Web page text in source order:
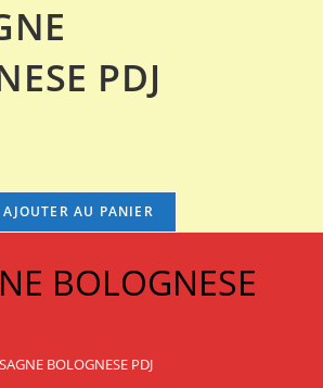
PDJ
AJOUTER AU PANIER
BOLOGNESE
BOLOGNESE PDJ